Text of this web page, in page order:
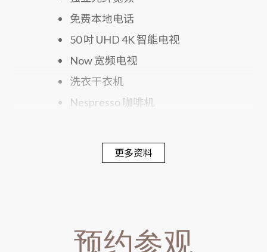
免费本地电话
50 吋 UHD 4K 智能电视
Now 宽频电视
洗衣干衣机
Nespresso 咖啡机
丝涟床褥
300 针舒适寝具
更多资料